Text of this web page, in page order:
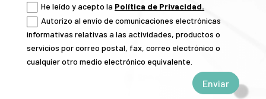
He leído y acepto la Política de Privacidad.
Autorizo al envío de comunicaciones electrónicas
informativas relativas a las actividades, productos o
servicios por correo postal, fax, correo electrónico o
cualquier otro medio electrónico equivalente.
Enviar